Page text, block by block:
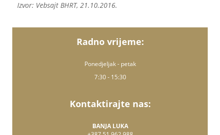
Izvor: Vebsajt BHRT, 21.10.2016.
Radno vrijeme:
Ponedjeljak - petak
7:30 - 15:30
Kontaktirajte nas:
BANJA LUKA